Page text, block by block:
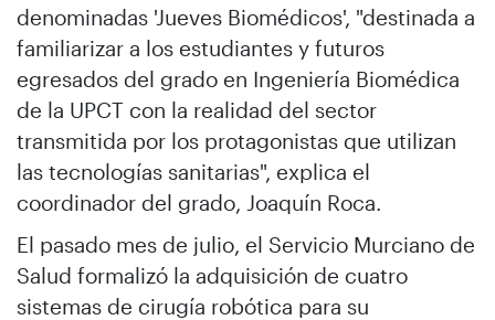
denominadas 'Jueves Biomédicos', "destinada a
familiarizar a los estudiantes y futuros
egresados del grado en Ingeniería Biomédica
de la UPCT con la realidad del sector
transmitida por los protagonistas que utilizan
las tecnologías sanitarias", explica el
coordinador del grado, Joaquín Roca.
El pasado mes de julio, el Servicio Murciano de
Salud formalizó la adquisición de cuatro
sistemas de cirugía robótica para su